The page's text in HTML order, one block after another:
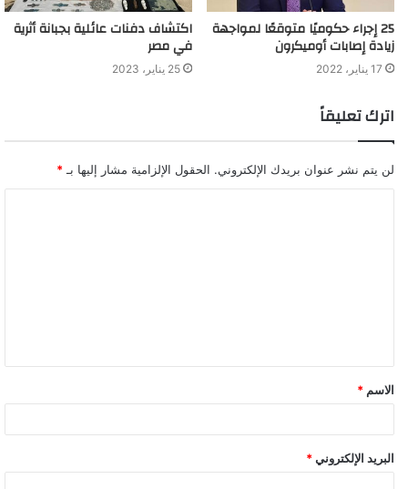
25 إجراء حكوميًا متوقعًا لمواجهة
زيادة إصابات أوميكرون
17 يناير، 2022
اكتشاف دفنات عائلية بجبانة أثرية
في مصر
25 يناير، 2023
اترك تعليقاً
لن يتم نشر عنوان بريدك الإلكتروني. الحقول الإلزامية مشار إليها بـ *
الاسم *
البريد الإلكتروني *